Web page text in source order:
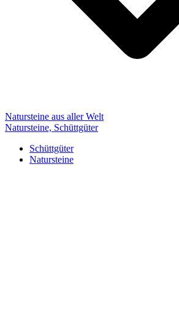
Natursteine aus aller Welt
Natursteine, Schüttgüter
Schüttgüter
Natursteine